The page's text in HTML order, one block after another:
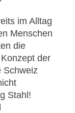
im Alltag
Menschen
die
der
Schweiz
Stahl!